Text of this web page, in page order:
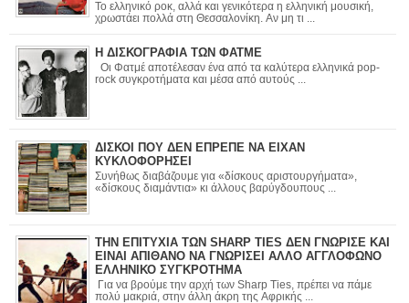
Το ελληνικό ροκ, αλλά και γενικότερα η ελληνική μουσική,
χρωστάει πολλά στη Θεσσαλονίκη. Αν μη τι ...
Η ΔΙΣΚΟΓΡΑΦΙΑ ΤΩΝ ΦΑΤΜΕ
Οι Φατμέ αποτέλεσαν ένα από τα καλύτερα ελληνικά pop-
rock συγκροτήματα και μέσα από αυτούς ...
ΔΙΣΚΟΙ ΠΟΥ ΔΕΝ ΕΠΡΕΠΕ ΝΑ ΕΙΧΑΝ
ΚΥΚΛΟΦΟΡΗΣΕΙ
Συνήθως διαβάζουμε για «δίσκους αριστουργήματα»,
«δίσκους διαμάντια» κι άλλους βαρύγδουπους ...
ΤΗΝ ΕΠΙΤΥΧΙΑ ΤΩΝ SHARP TIES ΔΕΝ ΓΝΩΡΙΣΕ ΚΑΙ
ΕΙΝΑΙ ΑΠΙΘΑΝΟ ΝΑ ΓΝΩΡΙΣΕΙ ΑΛΛΟ ΑΓΓΛΟΦΩΝΟ
ΕΛΛΗΝΙΚΟ ΣΥΓΚΡΟΤΗΜΑ
Για να βρούμε την αρχή των Sharp Ties, πρέπει να πάμε
πολύ μακριά, στην άλλη άκρη της Αφρικής ...